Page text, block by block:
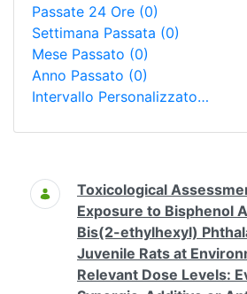
Passate 24 Ore (0)
Settimana Passata (0)
Mese Passato (0)
Anno Passato (0)
Intervallo Personalizzato…
Ricerca
Toxicological
Exposure to Bisphenol
Bis(2-ethylhexyl)
Juvenile Rats at
Relevant Dose Levels: